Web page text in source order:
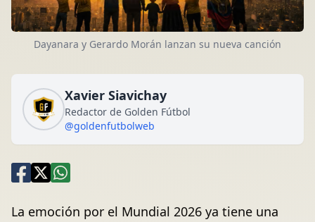
Dayanara y Gerardo Morán lanzan su nueva canción
Xavier Siavichay
Redactor de Golden Fútbol
@goldenfutbolweb
La emoción por el Mundial 2026 ya tiene una